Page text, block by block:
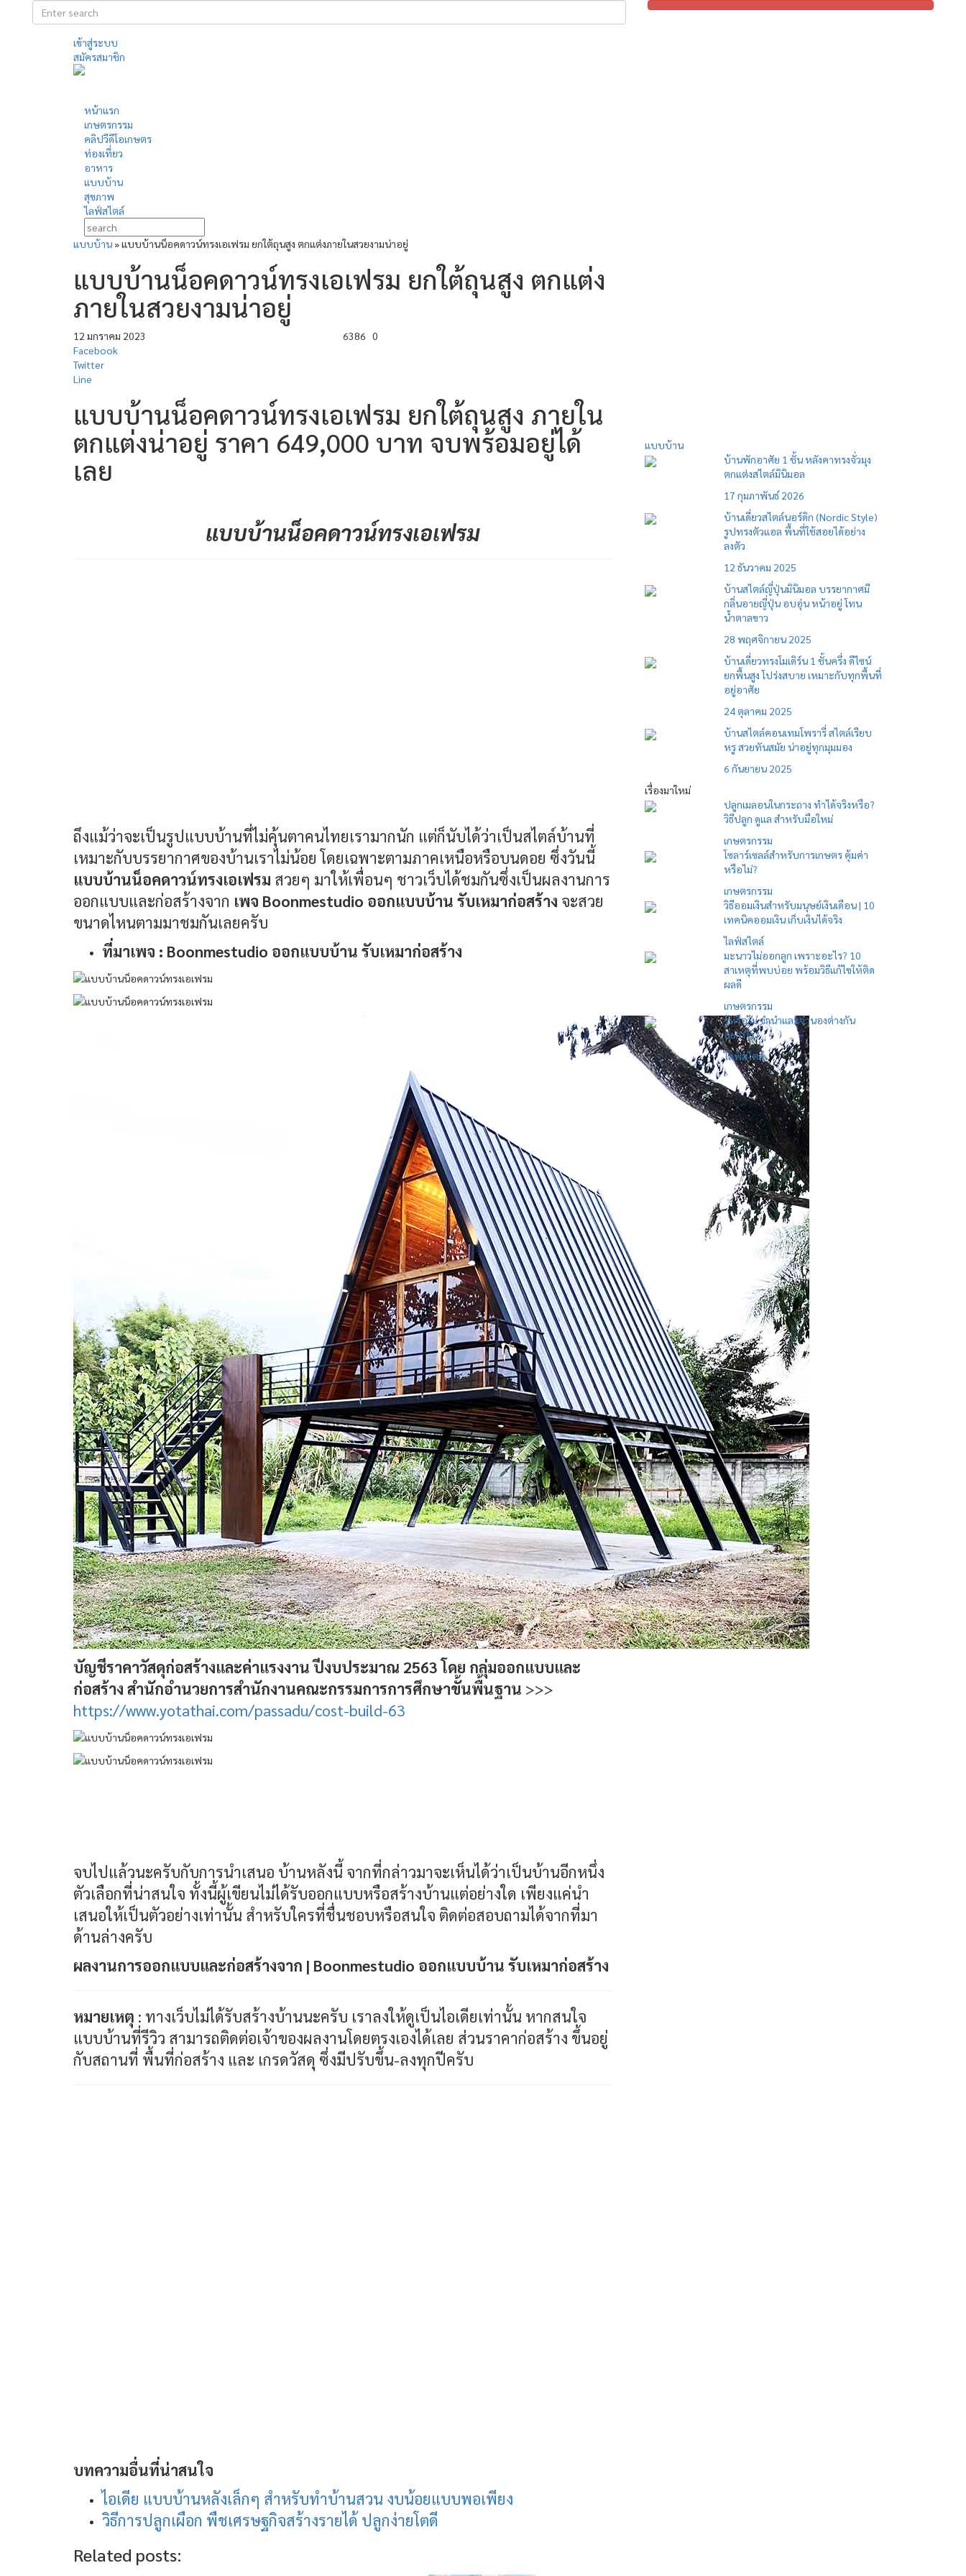
เข้าสู่ระบบ
สมัครสมาชิก
หน้าแรก
เกษตรกรรม
คลิปวีดีโอเกษตร
ท่องเที่ยว
อาหาร
แบบบ้าน
สุขภาพ
ไลฟ์สไตล์
แบบบ้าน»แบบบ้านน็อคดาวน์ทรงเอเฟรม ยกใต้ถุนสูง ตกแต่งภายในสวยงามน่าอยู่
แบบบ้านน็อคดาวน์ทรงเอเฟรม ยกใต้ถุนสูง ตกแต่ง
ภายในสวยงามน่าอยู่
12 มกราคม 2023 6386 0
Facebook
Twitter
Line
แบบบ้านน็อคดาวน์ทรงเอเฟรม ยกใต้ถุนสูง ภายใน
ตกแต่งน่าอยู่ ราคา 649,000 บาท จบพร้อมอยู่ได้
เลย
แบบบ้านน็อคดาวน์ทรงเอเฟรม
ถึงแม้ว่าจะเป็นรูปแบบบ้านที่ไม่คุ้นตาคนไทยเรามากนัก แต่ก็นับได้ว่าเป็นสไตล์บ้านที่
เหมาะกับบรรยากาศของบ้านเราไม่น้อย โดยเฉพาะตามภาคเหนือหรือบนดอย ซึ่งวันนี้
แบบบ้านน็อคดาวน์ทรงเอเฟรม สวยๆ มาให้เพื่อนๆ ชาวเว็บได้ชมกันซึ่งเป็นผลงานการ
ออกแบบและก่อสร้างจาก เพจ Boonmestudio ออกแบบบ้าน รับเหมาก่อสร้าง จะสวย
ขนาดไหนตามมาชมกันเลยครับ
ที่มาเพจ : Boonmestudio ออกแบบบ้าน รับเหมาก่อสร้าง
บัญชีราคาวัสดุก่อสร้างและค่าแรงงาน ปีงบประมาณ 2563 โดย กลุ่มออกแบบและ
ก่อสร้าง สำนักอำนวยการสำนักงานคณะกรรมการการศึกษาขั้นพื้นฐาน >>>
https://www.yotathai.com/passadu/cost-build-63
จบไปแล้วนะครับกับการนำเสนอ บ้านหลังนี้ จากที่กล่าวมาจะเห็นได้ว่าเป็นบ้านอีกหนึ่ง
ตัวเลือกที่น่าสนใจ ทั้งนี้ผู้เขียนไม่ได้รับออกแบบหรือสร้างบ้านแต่อย่างใด เพียงแค่นำ
เสนอให้เป็นตัวอย่างเท่านั้น สำหรับใครที่ชื่นชอบหรือสนใจ ติดต่อสอบถามได้จากที่มา
ด้านล่างครับ
ผลงานการออกแบบและก่อสร้างจาก | Boonmestudio ออกแบบบ้าน รับเหมาก่อสร้าง
หมายเหตุ : ทางเว็บไม่ได้รับสร้างบ้านนะครับ เราลงให้ดูเป็นไอเดียเท่านั้น หากสนใจ
แบบบ้านที่รีวิว สามารถติดต่อเจ้าของผลงานโดยตรงเองได้เลย ส่วนราคาก่อสร้าง ขึ้นอยู่
กับสถานที่ พื้นที่ก่อสร้าง และ เกรดวัสดุ ซึ่งมีปรับขึ้น-ลงทุกปีครับ
บทความอื่นที่น่าสนใจ
ไอเดีย แบบบ้านหลังเล็กๆ สำหรับทำบ้านสวน งบน้อยแบบพอเพียง
วิธีการปลูกเผือก พืชเศรษฐกิจสร้างรายได้ ปลูกง่ายโตดี
Related posts:
แบบบ้าน
บ้านพักอาศัย 1 ชั้น หลังคาทรงจั่วมุง
ตกแต่งสไตล์มินิมอล
17 กุมภาพันธ์ 2026
บ้านเดี่ยวสไตล์นอร์ดิก (Nordic Style)
รูปทรงตัวแอล พื้นที่ใช้สอยได้อย่าง
ลงตัว
12 ธันวาคม 2025
บ้านสไตล์ญี่ปุ่นมินิมอล บรรยากาศมี
กลิ่นอายญี่ปุ่น อบอุ่น หน้าอยู่ โทน
น้ำตาลขาว
28 พฤศจิกายน 2025
บ้านเดี่ยวทรงโมเดิร์น 1 ชั้นครึ่ง ดีไซน์
ยกพื้นสูง โปร่งสบาย เหมาะกับทุกพื้นที่
อยู่อาศัย
24 ตุลาคม 2025
บ้านสไตล์คอนเทมโพรารี่ สไตล์เรียบ
หรู สวยทันสมัย น่าอยู่ทุกมุมมอง
6 กันยายน 2025
เรื่องมาใหม่
ปลูกเมลอนในกระถาง ทำได้จริงหรือ?
วิธีปลูก ดูแล สำหรับมือใหม่
เกษตรกรรม
โซลาร์เซลล์สำหรับการเกษตร คุ้มค่า
หรือไม่?
เกษตรกรรม
วิธีออมเงินสำหรับมนุษย์เงินเดือน | 10
เทคนิคออมเงิน เก็บเงินได้จริง
ไลฟ์สไตล์
มะนาวไม่ออกลูก เพราะอะไร? 10
สาเหตุที่พบบ่อย พร้อมวิธีแก้ไขให้ติด
ผลดี
เกษตรกรรม
รู้หรือไม่ จำนำและจำนองต่างกัน
อย่างไร?
ไลฟ์สไตล์